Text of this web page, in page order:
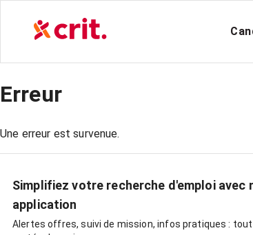
Erreur
Une erreur est survenue.
Simplifiez votre recherche d'emploi avec
application
Alertes offres, suivi de mission, infos pratiques :